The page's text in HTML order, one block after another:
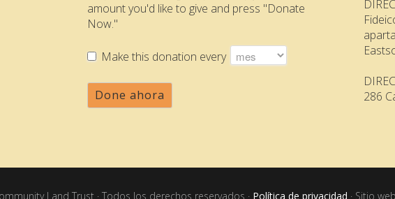
amount you'd like to give and press "Donate
Now."
Make this donation every
Done ahora
286
Land Trust · Todos los derechos reservados · Política de privacidad · Sitio